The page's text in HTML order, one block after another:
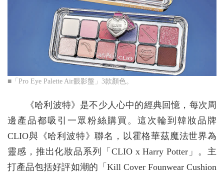
■「Pro Eye Palette Air眼影盤」3款顏色。
《哈利波特》是不少人心中的經典回憶，每次周
邊產品都吸引一眾粉絲購買。這次輪到韓妝品牌
CLIO與《哈利波特》聯名，以霍格華茲魔法世界為
靈感，推出化妝品系列「CLIO x Harry Potter」。主
打產品包括好評如潮的「Kill Cover Founwear Cushion